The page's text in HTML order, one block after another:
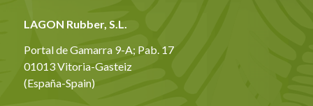
LAGON Rubber, S.L.
Portal de Gamarra 9-A; Pab. 17
01013 Vitoria-Gasteiz
(España-Spain)